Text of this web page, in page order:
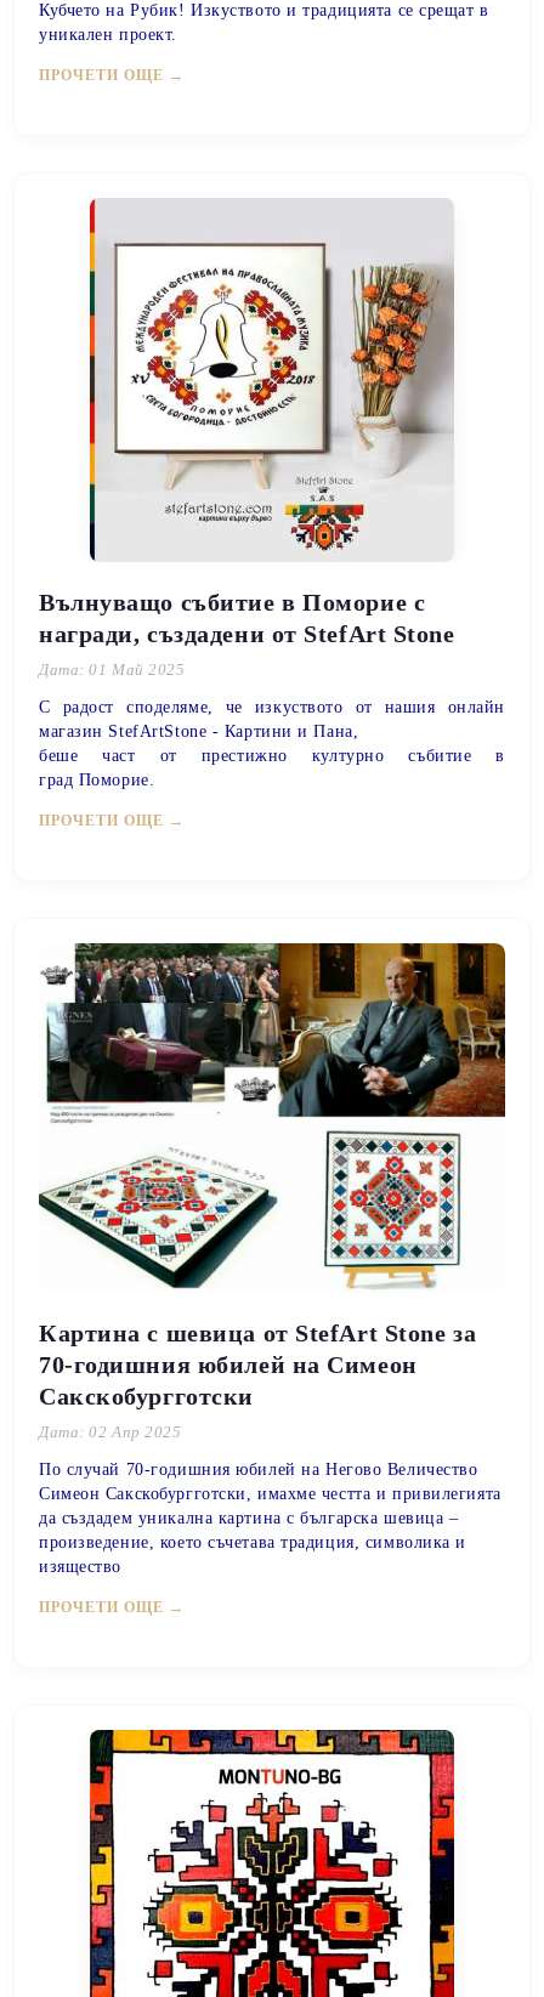
Кубчето на Рубик! Изкуството и традицията се срещат в
уникален проект.
ПРОЧЕТИ ОЩЕ →
Вълнуващо събитие в Поморие с
награди, създадени от StefArt Stone
Дата: 01 Май 2025
С радост споделяме, че изкуството от нашия онлайн
магазин StefArtStone - Картини и Пана,
беше част от престижно културно събитие в
град Поморие
ПРОЧЕТИ ОЩЕ →
Картина с шевица от StefArt Stone за
70-годишния юбилей на Симеон
Сакскобургготски
Дата: 02 Апр 2025
По случай 70-годишния юбилей на Негово Величество
Симеон Сакскобургготски
, имахме честта и привилегията
да създадем уникална картина с българска шевица –
произведение, което съчетаватрадиция, символика и
изящество
ПРОЧЕТИ ОЩЕ →